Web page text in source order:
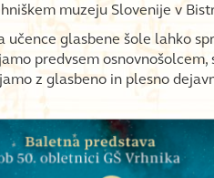
muzeju Slovenije v
učence glasbene šole lahko
predvsem
z glasbeno in plesno